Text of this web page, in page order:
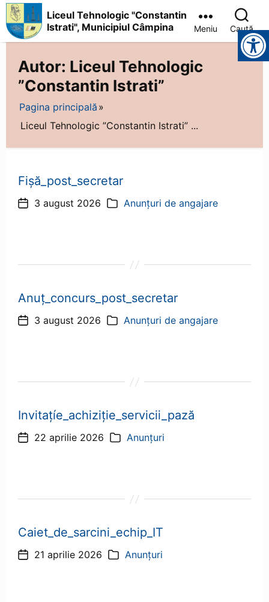
Liceul
"Constantin
Istrati",
Municipiul
Câmpina
Liceul Tehnologic "Constantin
Istrati", Municipiul Câmpina
Meniu Caută
Instrumente pentru accesibilitate
Autor: Liceul Tehnologic
”Constantin Istrati”
Pagina principală
Liceul Tehnologic ”Constantin Istrati” ...
Fișă_post_secretar
Dată3 august 2026 Categorii
Anunțuri de angajare
Anuț_concurs_post_secretar
Dată3 august 2026 Categorii
Anunțuri de angajare
Invitațíe_achiziție_servicii_pază
Dată22 aprilie 2026 Categorii
Anunțuri
Caiet_de_sarcini_echip_IT
Dată21 aprilie 2026 Categorii
Anunțuri